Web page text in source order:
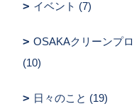
イベント (7)
OSAKAクリーンプ
(10)
日々のこと (19)